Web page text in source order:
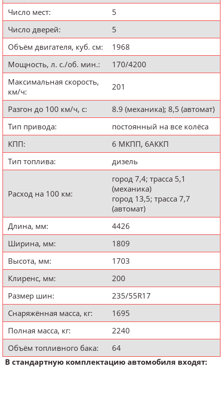
Число мест:
5
Число дверей:
5
Объём двигателя, куб. см:
1968
Мощность, л. с./об. мин.:
170/4200
Максимальная скорость,
км/ч:
201
Разгон до 100 км/ч, с:
8.9 (механика); 8,5 (автомат)
Тип привода:
постоянный на все колёса
КПП:
6 МКПП, 6АККП
Тип топлива:
дизель
Расход на 100 км:
город 7,4; трасса 5,1
(механика)
город 13,5; трасса 7,7
(автомат)
Длина, мм:
4426
Ширина, мм:
1809
Высота, мм:
1703
Клиренс, мм:
200
Размер шин:
235/55R17
Снаряжённая масса, кг:
1695
Полная масса, кг:
2240
Объём топливного бака:
64
В стандартную комплектацию автомобиля входят: